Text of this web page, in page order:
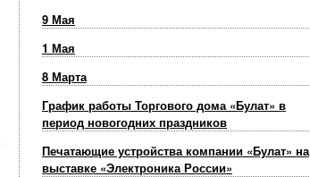
9 Мая
1 Мая
8 Марта
График работы Торгового дома «Булат» в
период новогодних праздников
Печатающие устройства компании «Булат» на
выставке «Электроника России»